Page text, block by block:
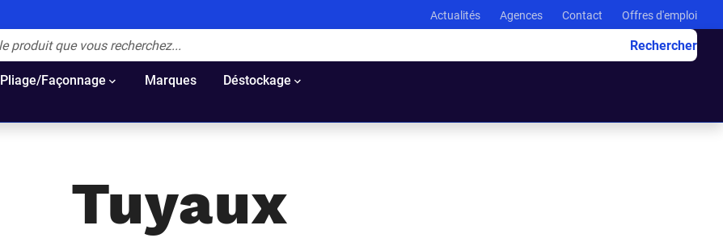
Actualités Agences Contact Offres d'emploi
Rechercher
Pliage/Façonnage Marques Déstockage
Tuyaux